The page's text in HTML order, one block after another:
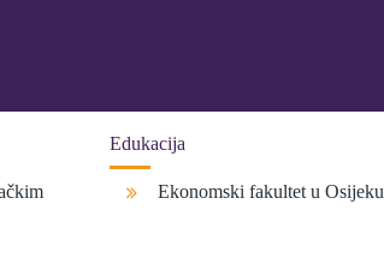
Edukacija
Ekonomski fakultet u Osijeku